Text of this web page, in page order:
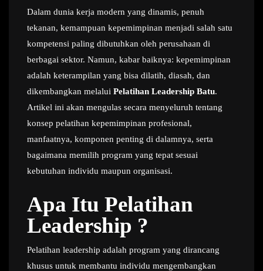
Dalam dunia kerja modern yang dinamis, penuh
tekanan, kemampuan kepemimpinan menjadi salah satu
kompetensi paling dibutuhkan oleh perusahaan di
berbagai sektor. Namun, kabar baiknya: kepemimpinan
adalah keterampilan yang bisa dilatih, diasah, dan
dikembangkan melalui Pelatihan Leadership Batu.
Artikel ini akan mengulas secara menyeluruh tentang
konsep pelatihan kepemimpinan profesional,
manfaatnya, komponen penting di dalamnya, serta
bagaimana memilih program yang tepat sesuai
kebutuhan individu maupun organisasi.
Apa Itu Pelatihan
Leadership ?
Pelatihan leadership adalah program yang dirancang
khusus untuk membantu individu mengembangkan